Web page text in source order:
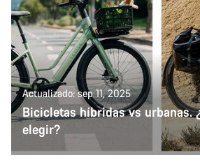
Actualizado: sep 11, 2025
Bicicletas híbridas vs urbanas.
elegir?